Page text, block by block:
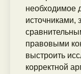
необходимое
источниками,
правовыми
выстроить
корректной